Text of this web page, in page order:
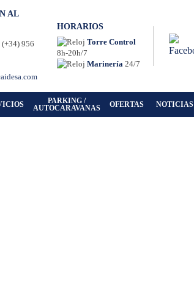
AL
(+34) 956
HORARIOS
Torre Control
8h-20h/7
Marinería 24/7
PARKING /
AUTOCARAVANAS
OFERTAS NOTICIAS